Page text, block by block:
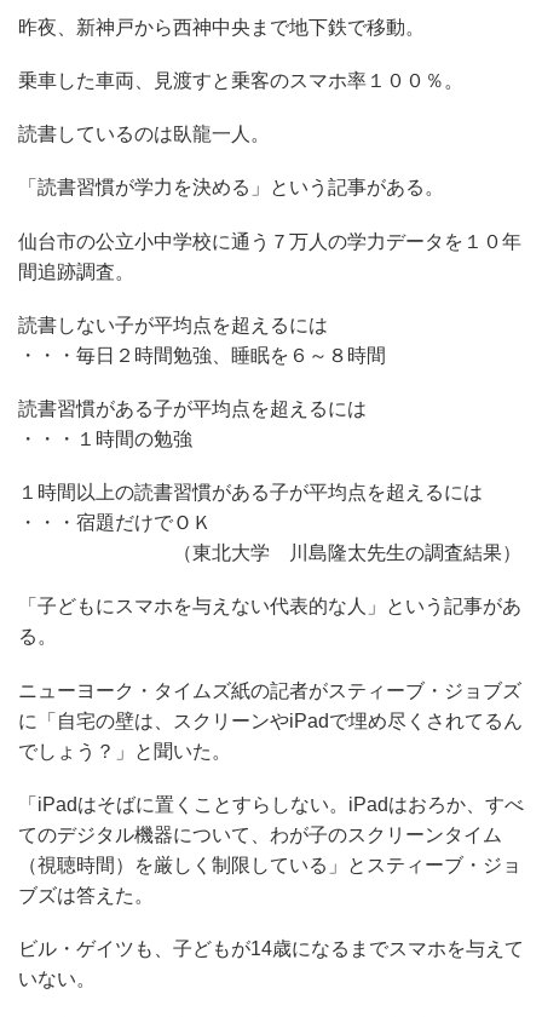
昨夜、新神戸から西神中央まで地下鉄で移動。
乗車した車両、見渡すと乗客のスマホ率１００％。
読書しているのは臥龍一人。
「読書習慣が学力を決める」という記事がある。
仙台市の公立小中学校に通う７万人の学力データを１０年
間追跡調査。
読書しない子が平均点を超えるには
・・・毎日２時間勉強、睡眠を６～８時間
読書習慣がある子が平均点を超えるには
・・・１時間の勉強
１時間以上の読書習慣がある子が平均点を超えるには
・・・宿題だけでＯＫ
（東北大学 川島隆太先生の調査結果）
「子どもにスマホを与えない代表的な人」という記事があ
る。
ニューヨーク・タイムズ紙の記者がスティーブ・ジョブズ
に「自宅の壁は、スクリーンやiPadで埋め尽くされてるん
でしょう？」と聞いた。
「iPadはそばに置くことすらしない。iPadはおろか、すべ
てのデジタル機器について、わが子のスクリーンタイム
（視聴時間）を厳しく制限している」とスティーブ・ジョ
ブズは答えた。
ビル・ゲイツも、子どもが14歳になるまでスマホを与えて
いない。